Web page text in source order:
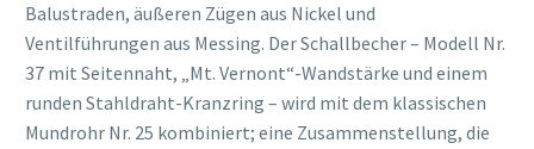
Balustraden, äußeren Zügen aus Nickel und
Ventilführungen aus Messing. Der Schallbecher – Modell Nr.
37 mit Seitennaht, „Mt. Vernont“-Wandstärke und einem
runden Stahldraht-Kranzring – wird mit dem klassischen
Mundrohr Nr. 25 kombiniert; eine Zusammenstellung, die